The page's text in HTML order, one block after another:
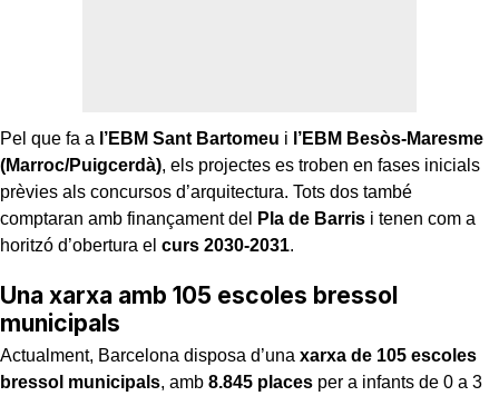
Pel que fa a l’EBM Sant Bartomeu i l’EBM Besòs-Maresme
(Marroc/Puigcerdà), els projectes es troben en fases inicials
prèvies als concursos d’arquitectura. Tots dos també
comptaran amb finançament del
Pla de Barris i tenen com a
horitzó d’obertura el curs 2030-2031.
Una xarxa amb 105 escoles bressol
municipals
Actualment, Barcelona disposa d’una xarxa de 105 escoles
bressol municipals, amb 8.845 places per a infants de 0 a 3